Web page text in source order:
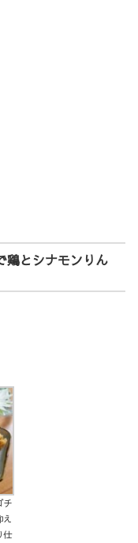
鶏とシナモンりん
チ
仕